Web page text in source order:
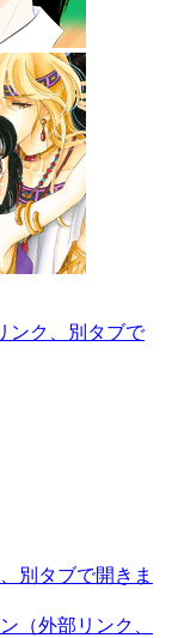
ンク、別タブで
別タブで開きま
（外部リンク、